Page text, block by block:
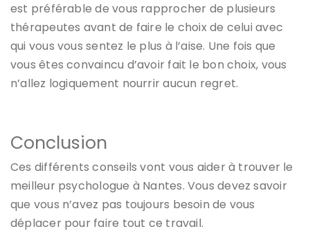
est préférable de vous rapprocher de plusieurs
thérapeutes avant de faire le choix de celui avec
qui vous vous sentez le plus à l’aise. Une fois que
vous êtes convaincu d’avoir fait le bon choix, vous
n’allez logiquement nourrir aucun regret.
Conclusion
Ces différents conseils vont vous aider à trouver le
meilleur psychologue à Nantes. Vous devez savoir
que vous n’avez pas toujours besoin de vous
déplacer pour faire tout ce travail.